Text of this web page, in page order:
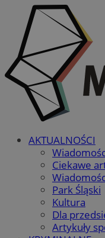
AKTUALNOŚCI
Ciekawe
Park Śląski
Kultura
Dla
Artykuły